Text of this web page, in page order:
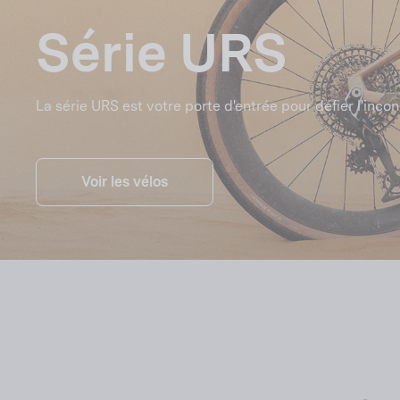
Série URS
La série URS est votre porte d'entrée pour défier
Voir les vélos